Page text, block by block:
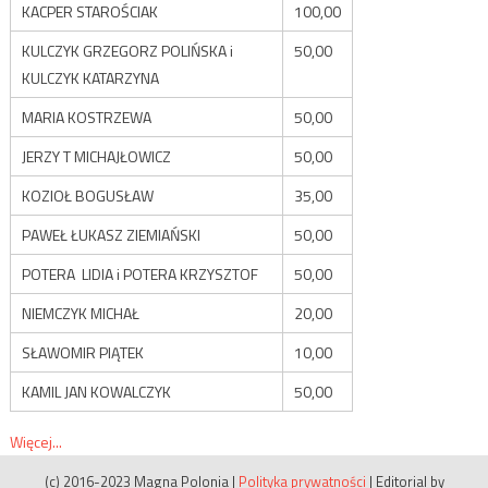
KACPER STAROŚCIAK
100,00
KULCZYK GRZEGORZ POLIŃSKA i
KULCZYK KATARZYNA
50,00
MARIA KOSTRZEWA
50,00
JERZY T MICHAJŁOWICZ
50,00
KOZIOŁ BOGUSŁAW
35,00
PAWEŁ ŁUKASZ ZIEMIAŃSKI
50,00
POTERA LIDIA i POTERA KRZYSZTOF
50,00
NIEMCZYK MICHAŁ
20,00
SŁAWOMIR PIĄTEK
10,00
KAMIL JAN KOWALCZYK
50,00
Więcej...
(c) 2016-2023 Magna Polonia | Polityka prywatności | Editorial by